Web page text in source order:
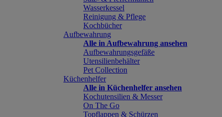
Wasserkessel
Reinigung & Pflege
Kochbücher
Aufbewahrung
Alle in Aufbewahrung ansehen
Aufbewahrungsgefäße
Utensilienbehälter
Pet Collection
Küchenhelfer
Alle in Küchenhelfer ansehen
Kochutensilien & Messer
On The Go
Topflappen & Schürzen